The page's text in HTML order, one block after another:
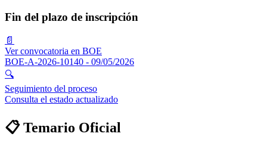
Fin del plazo de inscripción
📄
Ver convocatoria en BOE
BOE-A-2026-10140 - 09/05/2026
🔍
Seguimiento del proceso
Consulta el estado actualizado
📋 Temario Oficial